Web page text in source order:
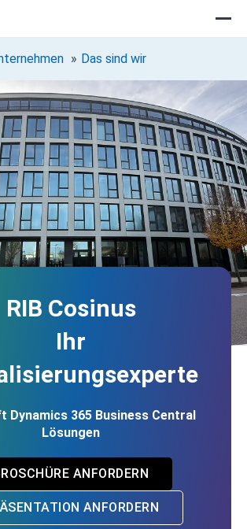
Das sind wir
RIB Cosinus
Ihr
Dynamics 365 Business Central
Lösungen
ANFORDERN
ANFORDERN